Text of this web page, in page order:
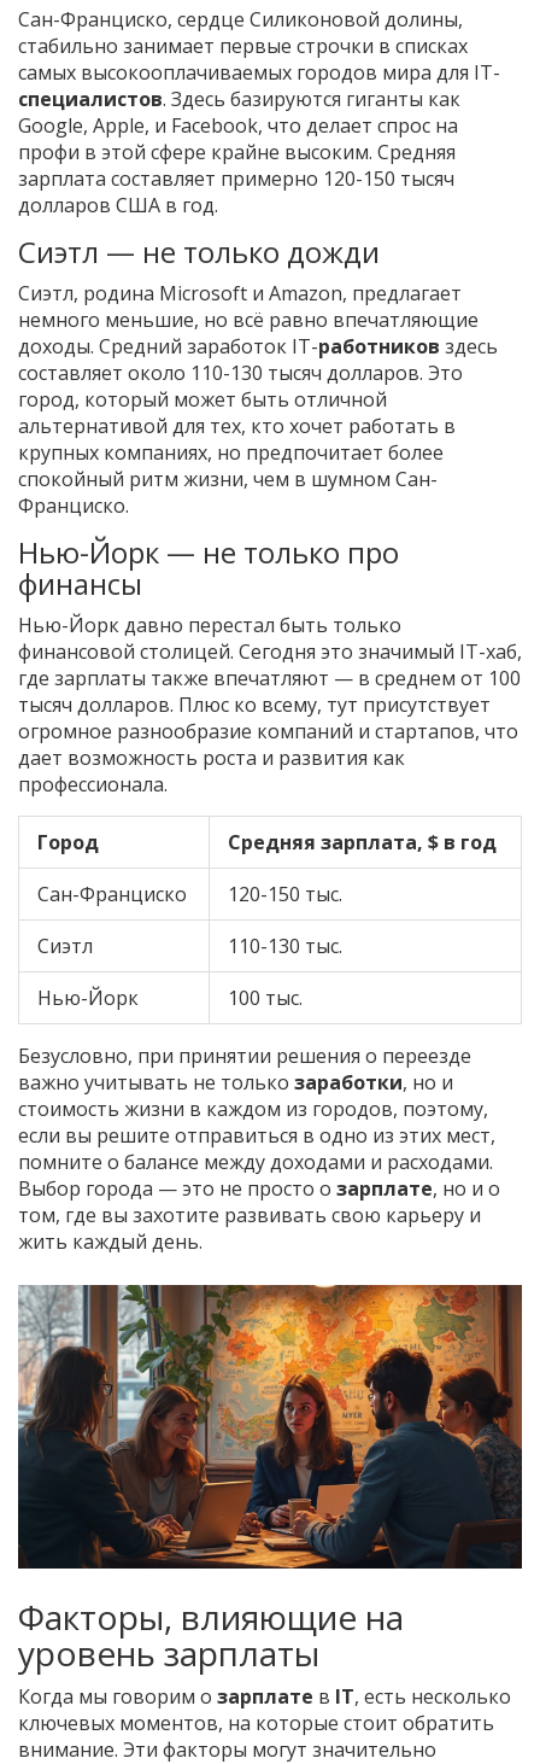
Сан-Франциско, сердце Силиконовой долины,
стабильно занимает первые строчки в списках
самых высокооплачиваемых городов мира для IT-
специалистов. Здесь базируются гиганты как
Google, Apple, и Facebook, что делает спрос на
профи в этой сфере крайне высоким. Средняя
зарплата составляет примерно 120-150 тысяч
долларов США в год.
Сиэтл — не только дожди
Сиэтл, родина Microsoft и Amazon, предлагает
немного меньшие, но всё равно впечатляющие
доходы. Средний заработок IT-работников здесь
составляет около 110-130 тысяч долларов. Это
город, который может быть отличной
альтернативой для тех, кто хочет работать в
крупных компаниях, но предпочитает более
спокойный ритм жизни, чем в шумном Сан-
Франциско.
Нью-Йорк — не только про
финансы
Нью-Йорк давно перестал быть только
финансовой столицей. Сегодня это значимый IT-хаб,
где зарплаты также впечатляют — в среднем от 100
тысяч долларов. Плюс ко всему, тут присутствует
огромное разнообразие компаний и стартапов, что
дает возможность роста и развития как
профессионала.
Город
Средняя зарплата, $ в год
Сан-Франциско
120-150 тыс.
Сиэтл
110-130 тыс.
Нью-Йорк
100 тыс.
Безусловно, при принятии решения о переезде
важно учитывать не только заработки, но и
стоимость жизни в каждом из городов, поэтому,
если вы решите отправиться в одно из этих мест,
помните о балансе между доходами и расходами.
Выбор города — это не просто о зарплате, но и о
том, где вы захотите развивать свою карьеру и
жить каждый день.
Факторы, влияющие на
уровень зарплаты
Когда мы говорим о зарплате в IT, есть несколько
ключевых моментов, на которые стоит обратить
внимание. Эти факторы могут значительно